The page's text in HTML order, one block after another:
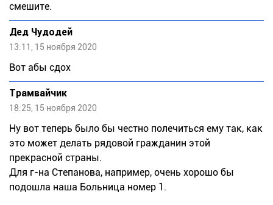
смешите.
Дед Чудодей
13:11, 15 ноября 2020
Вот абы сдох
Трамвайчик
18:25, 15 ноября 2020
Ну вот теперь было бы честно полечиться ему так, как
это может делать рядовой гражданин этой
прекрасной страны.
Для г-на Степанова, например, очень хорошо бы
подошла наша Больница номер 1.